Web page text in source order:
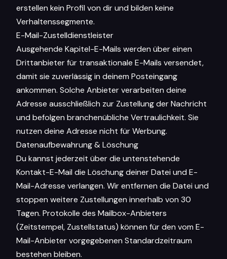
erstellen kein Profil von dir und bilden keine
Verhaltenssegmente.
E-Mail-Zustelldienstleister
Ausgehende Kapitel-E-Mails werden über einen
Drittanbieter für transaktionale E-Mails versendet,
damit sie zuverlässig in deinem Posteingang
ankommen. Solche Anbieter verarbeiten deine
Adresse ausschließlich zur Zustellung der Nachricht
und befolgen branchenübliche Vertraulichkeit. Sie
nutzen deine Adresse nicht für Werbung.
Datenaufbewahrung & Löschung
Du kannst jederzeit über die untenstehende
Kontakt-E-Mail die Löschung deiner Datei und E-
Mail-Adresse verlangen. Wir entfernen die Datei und
stoppen weitere Zustellungen innerhalb von 30
Tagen. Protokolle des Mailbox-Anbieters
(Zeitstempel, Zustellstatus) können für den vom E-
Mail-Anbieter vorgegebenen Standardzeitraum
bestehen bleiben.